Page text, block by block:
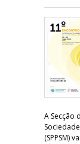
A Secção
(SPPSM)